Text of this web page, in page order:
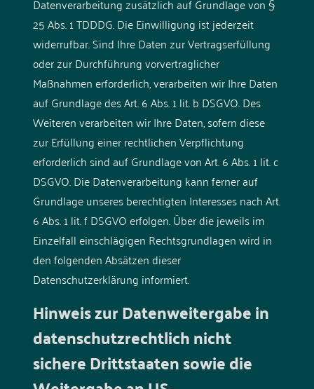
Datenverarbeitung zusätzlich auf Grundlage von §
25 Abs. 1 TDDDG. Die Einwilligung ist jederzeit
widerrufbar. Sind Ihre Daten zur Vertragserfüllung
oder zur Durchführung vorvertraglicher
Maßnahmen erforderlich, verarbeiten wir Ihre Daten
auf Grundlage des Art. 6 Abs. 1 lit. b DSGVO. Des
Weiteren verarbeiten wir Ihre Daten, sofern diese
zur Erfüllung einer rechtlichen Verpflichtung
erforderlich sind auf Grundlage von Art. 6 Abs. 1 lit. c
DSGVO. Die Datenverarbeitung kann ferner auf
Grundlage unseres berechtigten Interesses nach Art.
6 Abs. 1 lit. f DSGVO erfolgen. Über die jeweils im
Einzelfall einschlägigen Rechtsgrundlagen wird in
den folgenden Absätzen dieser
Datenschutzerklärung informiert.
Hinweis zur Datenweitergabe in
datenschutzrechtlich nicht
sichere Drittstaaten sowie die